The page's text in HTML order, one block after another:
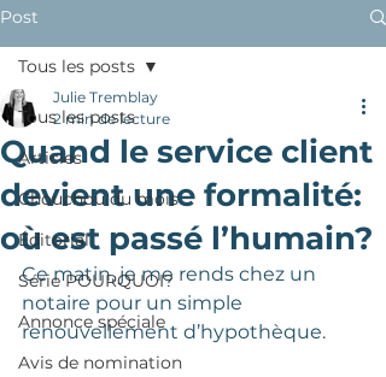
Post
Tous les posts
Articles
Chouchou du mois
Éditorial
Série POURQUOI?
Annonce spéciale
Avis de nomination
Tous les posts
Quand le service client
devient une formalité:
où est passé l’humain?
Julie Tremblay
2 min de lecture
Ce matin, je me rends chez un
notaire pour un simple
renouvellement d’hypothèque.